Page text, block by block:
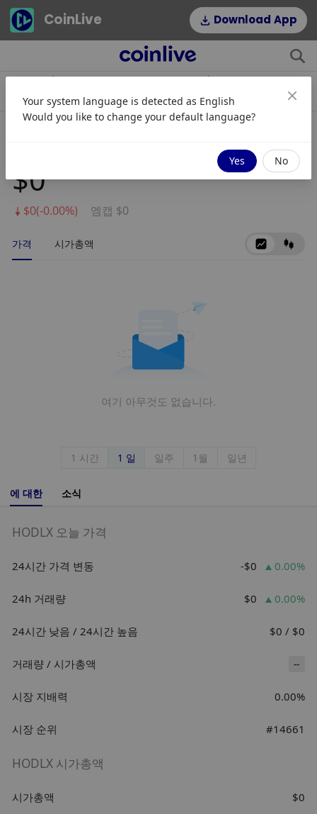
CoinLive Download App
0.08%
2.64%
$0
$0(-0.00%) 엠캡 $0
가격 시가총액
여기 아무것도 없습니다.
1 시간 1 일 일주 1월 일년
에 대한 소식
HODLX 오늘 가격
24시간 가격 변동 -$0 0.00%
24h 거래량 $0 0.00%
24시간 낮음 / 24시간 높음 $0 / $0
거래량 / 시가총액 --
시장 지배력 0.00%
시장 순위 #14661
HODLX 시가총액
시가총액 $0
Your system language is detected as English
Would you like to change your default language?
Yes No